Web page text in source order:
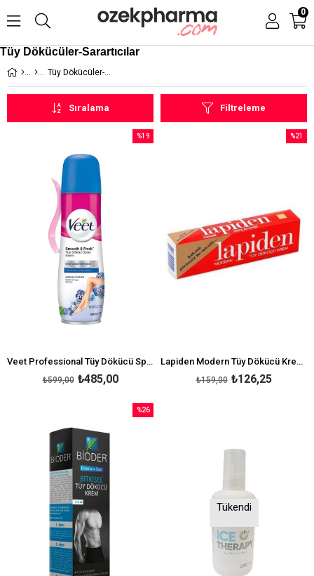
0
Tüy Dökücüler-Sarartıcılar
Tüy Dökücüler-Sarartıcılar
Filtreleme
Sıralama
Veet Professional Tüy Dökücü Sprey Krem 150 ml
₺485,00
₺599,00
%19
Lapiden Modern Tüy Dökücü Krem 40 gr
₺126,25
₺159,00
%21
%26
Tükendi